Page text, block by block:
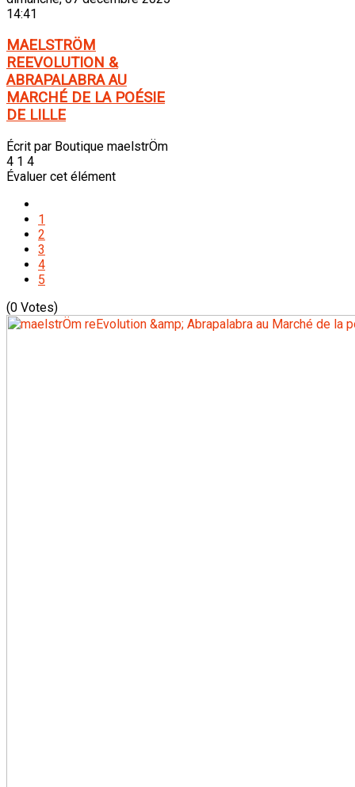
14:41
MAELSTRÖM
REEVOLUTION &
ABRAPALABRA AU
MARCHÉ DE LA POÉSIE
DE LILLE
Écrit par Boutique maelstrÖm
4 1 4
Évaluer cet élément
1
2
3
4
5
(0 Votes)